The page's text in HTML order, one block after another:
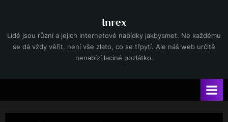
content
Inrex
Lidé jsou různí a jejich internetové nabídky jakbysmet. Ne každému
se dá vždy věřit, není vše zlato, co se třpytí. Ale náš web určitě
nenabízí laciné pozlátko.